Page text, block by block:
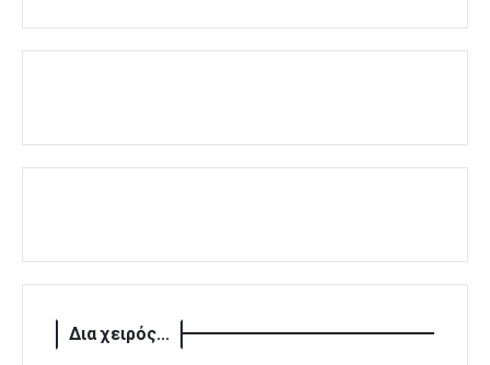
Δια χειρός...